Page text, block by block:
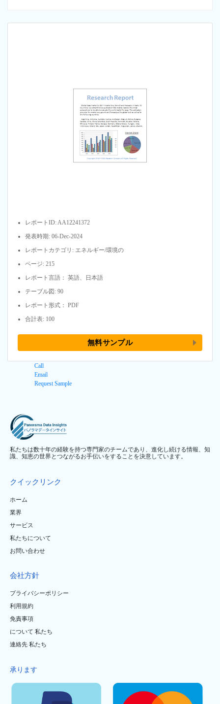
レポートID: AA12241372
発表時期: 06-Dec-2024
レポートカテゴリ: エネルギー/環境の
ページ: 215
レポート言語： 英語、日本語
テーブル図: 90
レポート形式： PDF
合計表: 100
無料サンプル
Call
Email
Request Sample
私たちは数十年の経験を持つ専門家のチームであり、進化し続ける情報、知
識、知恵の世界とつながるお手伝いをすることを決意しています。
クイックリンク
ホーム
業界
サービス
私たちについて
お問い合わせ
会社方針
プライバシーポリシー
利用規約
免責事項
について 私たち
連絡先 私たち
承ります